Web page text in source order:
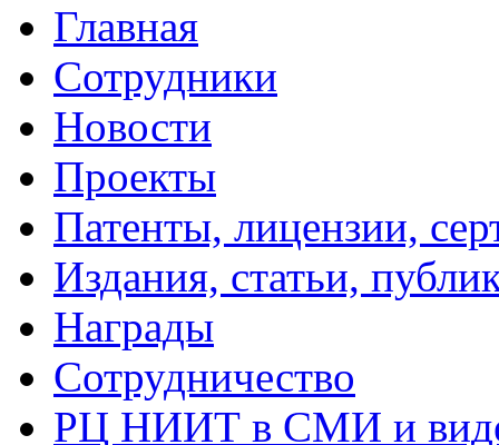
Главная
Сотрудники
Новости
Проекты
Патенты, лицензии,
Издания, статьи,
Награды
Сотрудничество
РЦ НИИТ в СМИ и